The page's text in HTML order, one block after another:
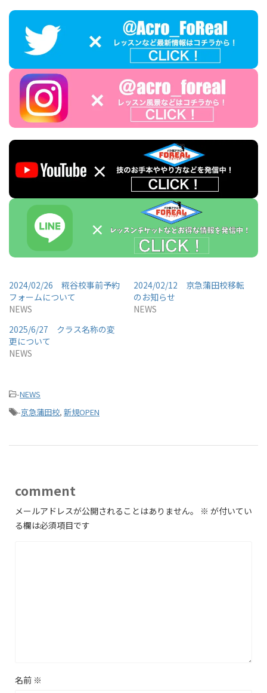
2024/02/26 糀谷校事前予約
フォームについて
NEWS
2024/02/12 京急蒲田校移転
のお知らせ
NEWS
2025/6/27 クラス名称の変
更について
NEWS
-NEWS
-京急蒲田校, 新規OPEN
comment
メールアドレスが公開されることはありません。 ※ が付いてい
る欄は必須項目です
名前 ※